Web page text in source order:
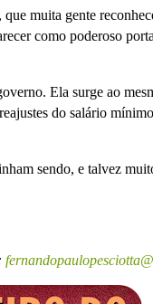
muita gente
como poderoso
Ela surge ao
do salário
sendo, e talvez